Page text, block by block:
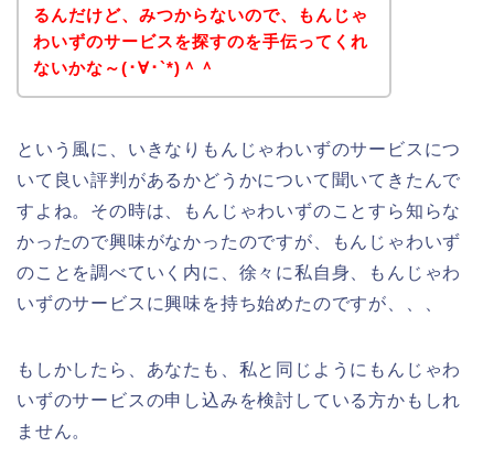
るんだけど、みつからないので、もんじゃ
わいずのサービスを探すのを手伝ってくれ
ないかな～(･∀･`*)＾＾
という風に、いきなりもんじゃわいずのサービスにつ
いて良い評判があるかどうかについて聞いてきたんで
すよね。その時は、もんじゃわいずのことすら知らな
かったので興味がなかったのですが、もんじゃわいず
のことを調べていく内に、徐々に私自身、もんじゃわ
いずのサービスに興味を持ち始めたのですが、、、
もしかしたら、あなたも、私と同じようにもんじゃわ
いずのサービスの申し込みを検討している方かもしれ
ません。